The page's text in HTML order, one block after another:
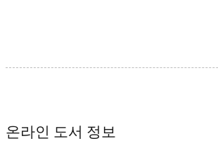
온라인 도서 정보